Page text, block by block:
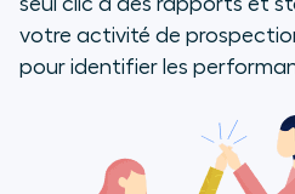
votre activité de
pour identifier les